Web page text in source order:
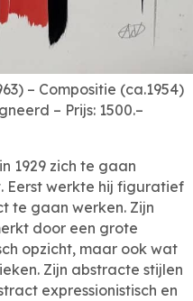
– Compositie (ca.1954)
– Prijs: 1500.–
1929 zich te gaan
Eerst werkte hij figuratief
te gaan werken. Zijn
door een grote
opzicht, maar ook wat
Zijn abstracte stijlen
expressionistisch en